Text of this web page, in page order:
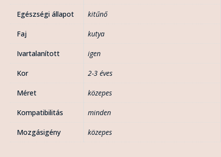
Egészségi állapot kitűnő
Faj kutya
Ivartalanított igen
Kor 2-3 éves
Méret közepes
Kompatibilitás minden
Mozgásigény közepes